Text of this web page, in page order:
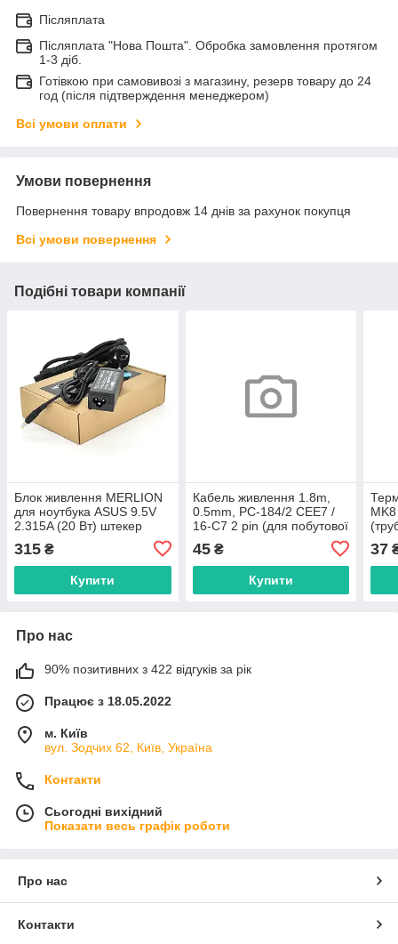
Післяплата
Післяплата "Нова Пошта". Обробка замовлення протягом
1-3 діб.
Готівкою при самовивозі з магазину, резерв товару до 24
год (після підтверждення менеджером)
Всі умови оплати
Умови повернення
Повернення товару впродовж 14 днів за рахунок покупця
Всі умови повернення
Подібні товари компанії
Блок живлення MERLION
для ноутбука ASUS 9.5V
2.315A (20 Вт) штекер
4.8*1.7мм, довжина 0,9м +
кабель
315 ₴
Купити
Кабель живлення 1.8m,
0.5mm, PC-184/2 CEE7 /
16-C7 2 pin (для побутової
техніки), Black, OEM Q50
45₴
Купити
37
Про нас
90% позитивних з 422 відгуків за рік
Працює з 18.05.2022
м. Київ
вул. Зодчих 62, Київ, Україна
Контакти
Сьогодні вихідний
Показати весь графік роботи
Про нас
Контакти